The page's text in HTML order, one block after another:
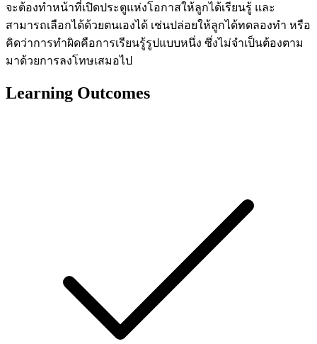
จะต้องทำหน้าที่เปิดประตูแห่งโอกาสให้ลูกได้เรียนรู้ และ
สามารถเลือกได้ด้วยตนเองได้ เช่นปล่อยให้ลูกได้ทดลองทำ หรือ
คิดว่าการทำผิดคือการเรียนรู้รูปแบบหนึ่ง ซึ่งไม่จำเป็นต้องตาม
มาด้วยการลงโทษเสมอไป
Learning Outcomes